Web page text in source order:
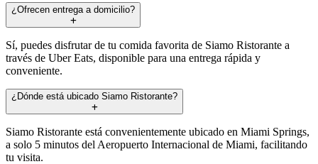
¿Ofrecen entrega a domicilio?
Sí, puedes disfrutar de tu comida favorita de Siamo Ristorante a
través de Uber Eats, disponible para una entrega rápida y
conveniente.
¿Dónde está ubicado Siamo Ristorante?
Siamo Ristorante está convenientemente ubicado en Miami Springs,
a solo 5 minutos del Aeropuerto Internacional de Miami, facilitando
tu visita.